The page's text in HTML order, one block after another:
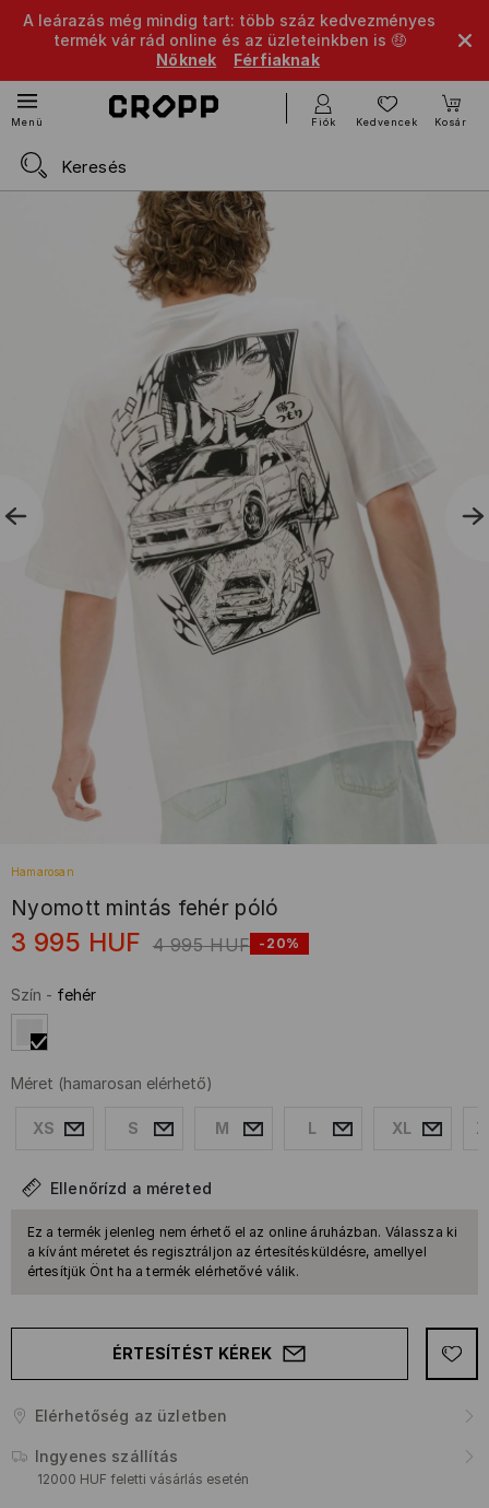
A leárazás még mindig tart: több száz kedvezményes
termék vár rád online és az üzleteinkben is 🤑
Nőknek
Férfiaknak
Menü Fiók Kedvencek Kosár
Hamarosan
Nyomott mintás fehér póló
3 995 HUF 4 995 HUF -20%
Szín - fehér
Méret (hamarosan elérhető)
XS S M L XL
Ellenőrízd a méreted
Ez a termék jelenleg nem érhető el az online áruházban. Válassza ki
a kívánt méretet és regisztráljon az értesítésküldésre, amellyel
értesítjük Önt ha a termék elérhetővé válik.
ÉRTESÍTÉST KÉREK
Elérhetőség az üzletben
Ingyenes szállítás
12000 HUF feletti vásárlás esetén